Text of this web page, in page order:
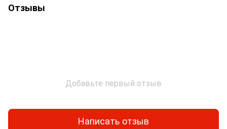
Отзывы
Добавьте первый отзыв
Написать отзыв